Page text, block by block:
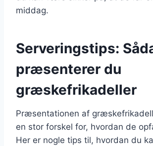
middag.
Serveringstips:
præsenterer du
græskefrikadeller
Præsentationen af
en stor forskel for, hvordan de
Her er nogle tips til, hvordan du